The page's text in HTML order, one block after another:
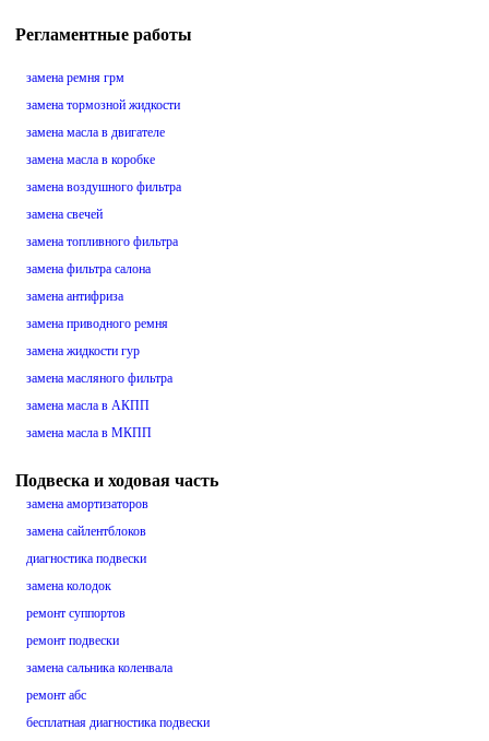
Регламентные работы
замена ремня грм
замена тормозной жидкости
замена масла в двигателе
замена масла в коробке
замена воздушного фильтра
замена свечей
замена топливного фильтра
замена фильтра салона
замена антифриза
замена приводного ремня
замена жидкости гур
замена масляного фильтра
замена масла в АКПП
замена масла в МКПП
Подвеска и ходовая часть
замена амортизаторов
замена сайлентблоков
диагностика подвески
замена колодок
ремонт суппортов
ремонт подвески
замена сальника коленвала
ремонт абс
бесплатная диагностика подвески